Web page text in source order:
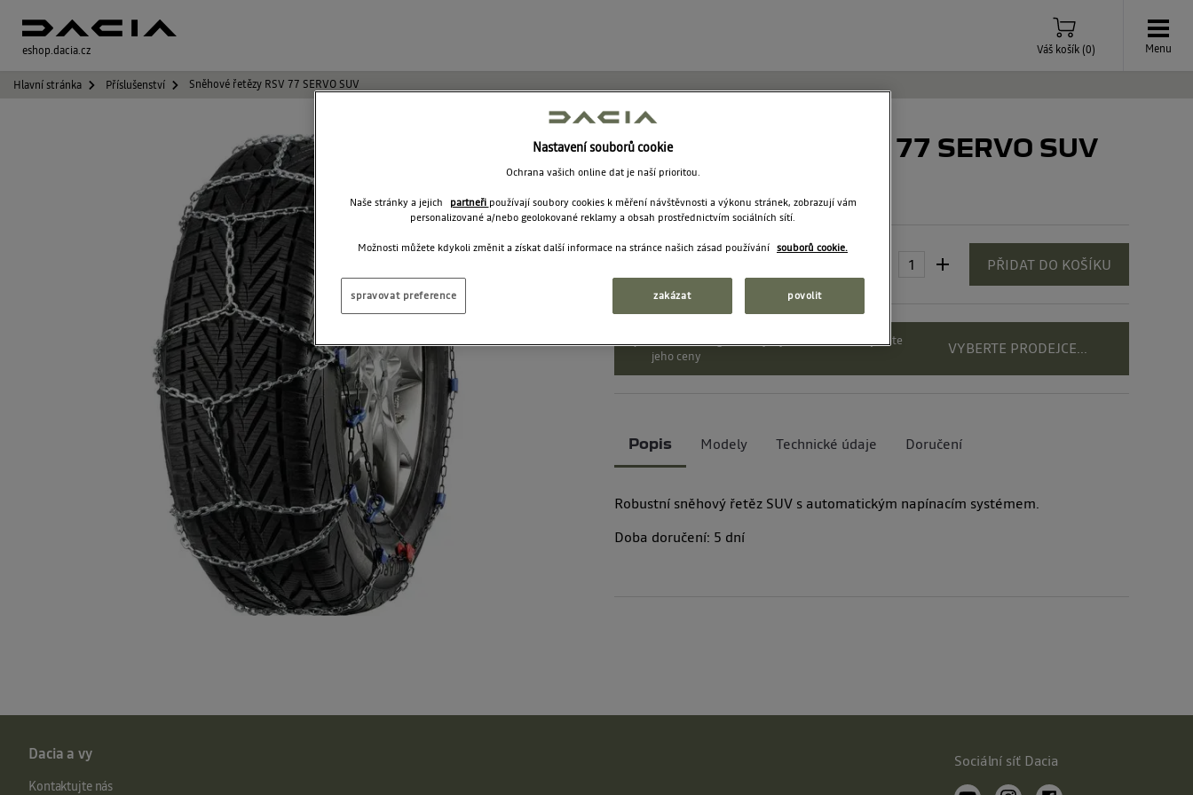
eshop.dacia.cz Váš košík (0) Menu
Hlavní stránka Příslušenství Sněhové řetězy RSV 77 SERVO SUV
Sněhové řetězy RSV 77 SERVO SUV
PŘIDAT DO KOŠÍKU
Vidíte katalogové ceny. Vyberte dealera a zjistěte
jeho ceny
VYBERTE PRODEJCE...
Popis Modely Technické údaje Doručení
Robustní sněhový řetěz SUV s automatickým napínacím systémem.
Doba doručení: 5 dní
Dacia a vy
Kontaktujte nás
Sociální síť Dacia
Nastavení souborů cookie
Ochrana vašich online dat je naší prioritou.
Naše stránky a jejich partneři používají soubory cookies k měření návštěvnosti a výkonu stránek, zobrazují vám
personalizované a/nebo geolokované reklamy a obsah prostřednictvím sociálních sítí.
Možnosti můžete kdykoli změnit a získat další informace na stránce našich zásad používání souborů cookie.
zakázat povolit
spravovat preference